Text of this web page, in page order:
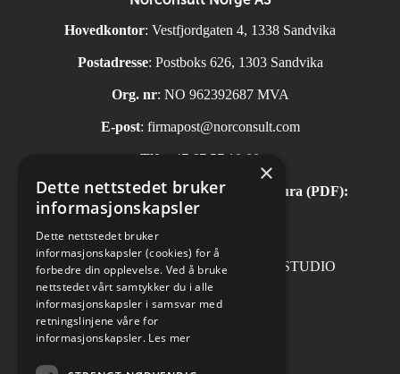
Hovedkontor: Vestfjordgaten 4, 1338 Sandvika
Postadresse: Postboks 626, 1303 Sandvika
Org. nr: NO 962392687 MVA
E-post: firmapost@norconsult.com
Tlf: +47 67 57 10 00
Automatisk mottak av inngående faktura (PDF):
invoice.no@norconsult.com
Forsidefoto: RASMUS HJORTSHOJ STUDIO
×
Dette nettstedet bruker
informasjonskapsler
Dette nettstedet bruker
informasjonskapsler (cookies) for å
forbedre din opplevelse. Ved å bruke
nettstedet vårt samtykker du i alle
informasjonskapsler i samsvar med
retningslinjene våre for
informasjonskapsler. Les mer